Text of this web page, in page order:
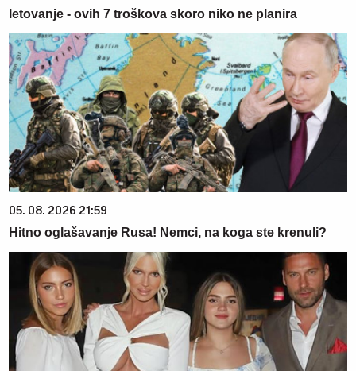
letovanje - ovih 7 troškova skoro niko ne planira
05. 08. 2026 21:59
Hitno oglašavanje Rusa! Nemci, na koga ste krenuli?